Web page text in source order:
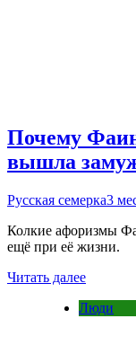
Почему
вышла
Русская семерка3
Колкие афоризмы
ещё при её жизни.
Читать далее
Люди